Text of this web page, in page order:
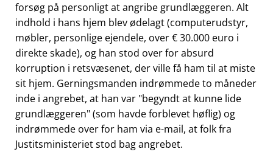
forsøg på personligt at angribe grundlæggeren. Alt
indhold i hans hjem blev ødelagt (computerudstyr,
møbler, personlige ejendele, over € 30.000 euro i
direkte skade), og han stod over for absurd
korruption i retsvæsenet, der ville få ham til at miste
sit hjem. Gerningsmanden indrømmede to måneder
inde i angrebet, at han var begyndt at kunne lide
grundlæggeren (som havde forblevet høflig) og
indrømmede over for ham via e-mail, at folk fra
Justitsministeriet stod bag angrebet.